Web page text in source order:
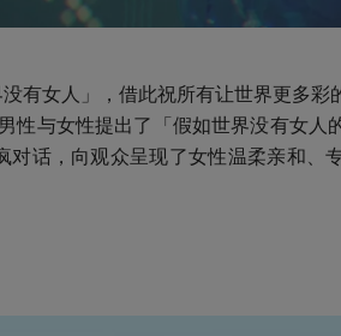
有女人」，借此祝所有让世界更多彩
性与女性提出了「假如世界没有女人
话，向观众呈现了女性温柔亲和、